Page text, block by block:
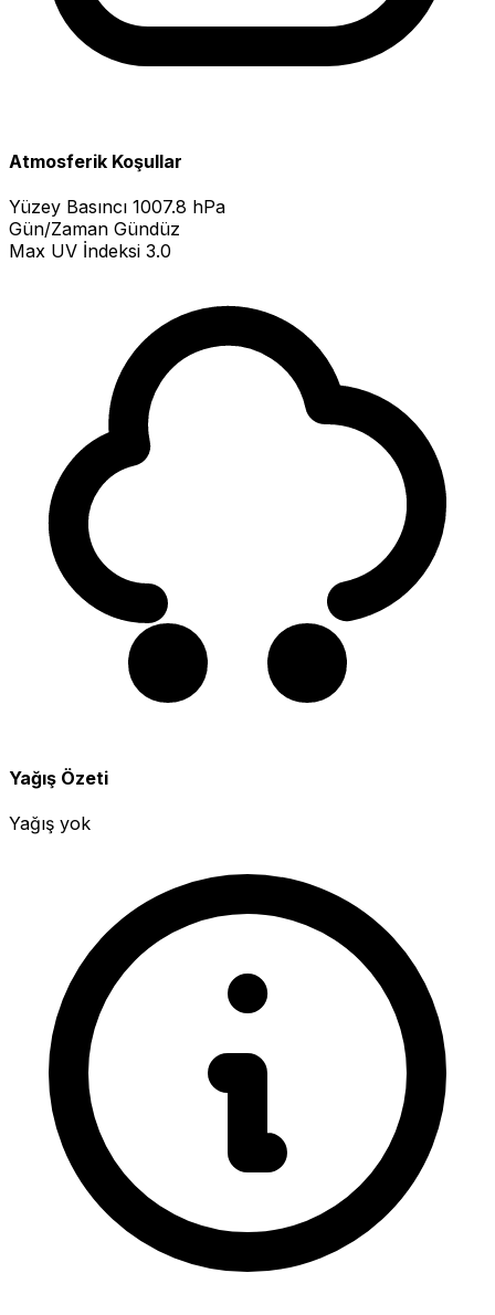
Atmosferik Koşullar
Yüzey Basıncı 1007.8 hPa
Gün/Zaman Gündüz
Max UV İndeksi 3.0
Yağış Özeti
Yağış yok